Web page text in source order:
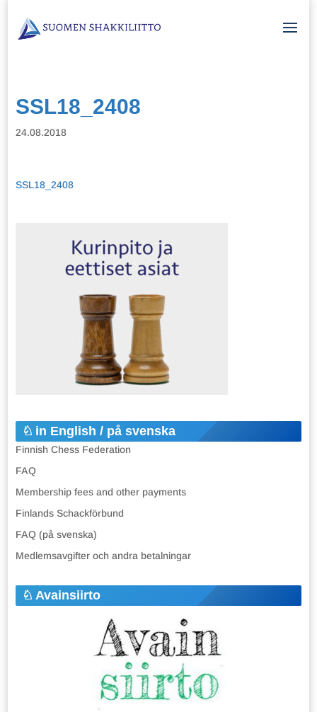
SSL18_2408
24.08.2018
SSL18_2408
in English / på svenska
Finnish Chess Federation
FAQ
Membership fees and other payments
Finlands Schackförbund
FAQ (på svenska)
Medlemsavgifter och andra betalningar
Avainsiirto